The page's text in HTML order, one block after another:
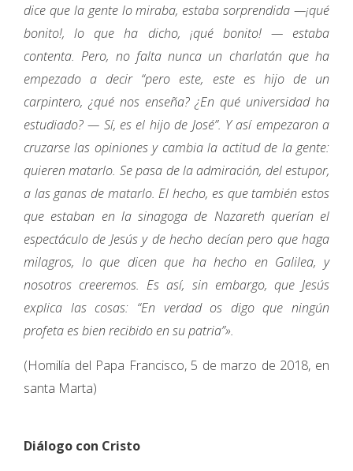
dice que la gente lo miraba, estaba sorprendida —¡qué
bonito!, lo que ha dicho, ¡qué bonito! — estaba
contenta. Pero, no falta nunca un charlatán que ha
empezado a decir “pero este, este es hijo de un
carpintero, ¿qué nos enseña? ¿En qué universidad ha
estudiado? — Sí, es el hijo de José”. Y así empezaron a
cruzarse las opiniones y cambia la actitud de la gente:
quieren matarlo. Se pasa de la admiración, del estupor,
a las ganas de matarlo. El hecho, es que también estos
que estaban en la sinagoga de Nazareth querían el
espectáculo de Jesús y de hecho decían pero que haga
milagros, lo que dicen que ha hecho en Galilea, y
nosotros creeremos. Es así, sin embargo, que Jesús
explica las cosas: “En verdad os digo que ningún
profeta es bien recibido en su patria”».
(Homilía del Papa Francisco, 5 de marzo de 2018, en
santa Marta)
Diálogo con Cristo